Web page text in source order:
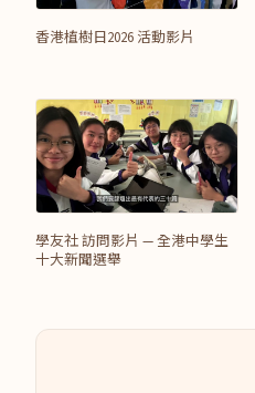
香港植樹日2026 活動影片
學友社 訪問影片 — 全港中學生
十大新聞選舉